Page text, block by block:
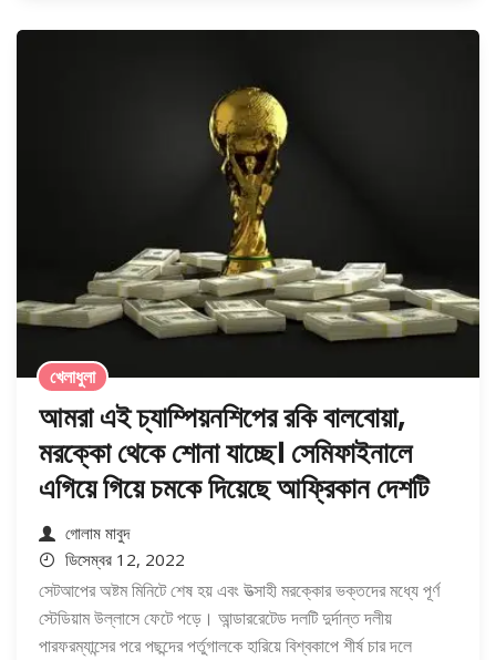
খেলাধুলা
আমরা এই চ্যাম্পিয়নশিপের রকি বালবোয়া,
মরক্কো থেকে শোনা যাচ্ছে। সেমিফাইনালে
এগিয়ে গিয়ে চমকে দিয়েছে আফ্রিকান দেশটি
গোলাম মাবুদ
ডিসেম্বর 12, 2022
সেটআপের অষ্টম মিনিটে শেষ হয় এবং উত্সাহী মরক্কোর ভক্তদের মধ্যে পূর্ণ
স্টেডিয়াম উল্লাসে ফেটে পড়ে। আন্ডাররেটেড দলটি দুর্দান্ত দলীয়
পারফরম্যান্সের পরে পছন্দের পর্তুগালকে হারিয়ে বিশ্বকাপে শীর্ষ চার দলে